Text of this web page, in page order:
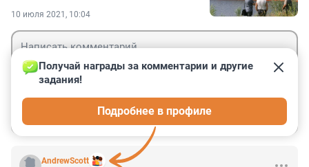
10 июля 2021, 10:04
AndrewScott
Получай награды за комментарии и другие
задания!
Подробнее в профиле